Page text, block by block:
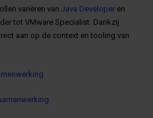
variëren van Java Developer en
tot VMware Specialist. Dankzij
aan op de context en tooling van